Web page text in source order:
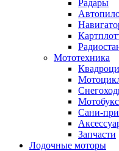
Радары
Мототехника
Сани-
Запчасти
Лодочные моторы